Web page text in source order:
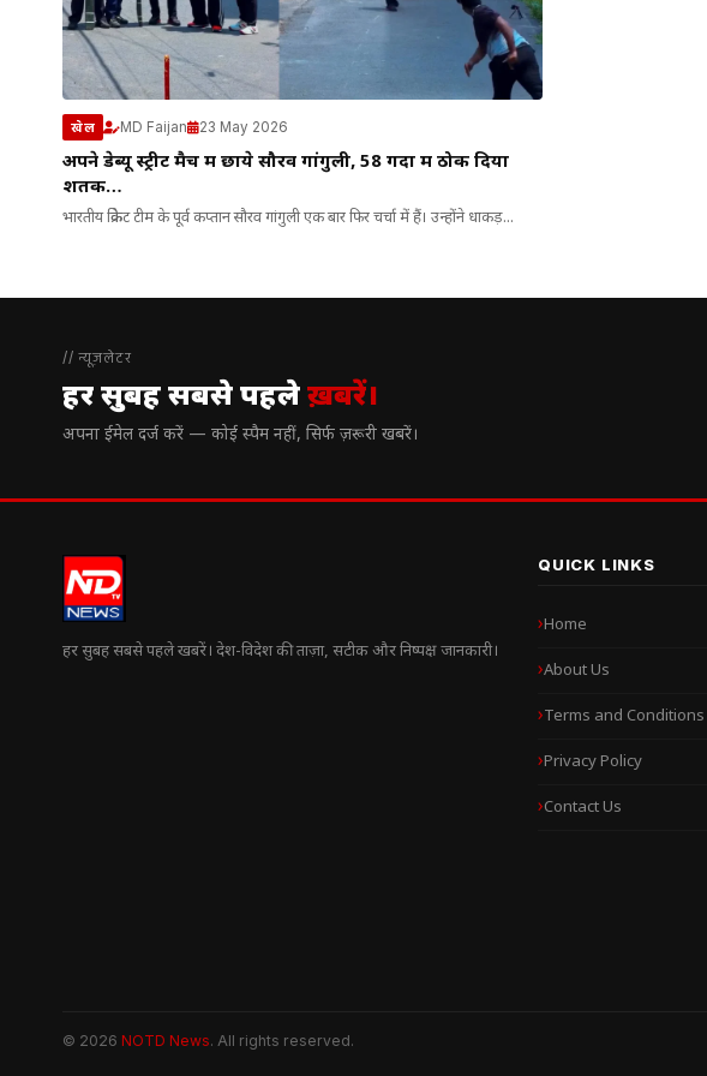
खेल MD Faijan 23 May 2026
अपने डेब्यू स्ट्रीट मैच में छाये सौरव गांगुली, 58 गेंदों में ठोक दिया
शतक…
भारतीय क्रिकेट टीम के पूर्व कप्तान सौरव गांगुली एक बार फिर चर्चा में हैं। उन्होंने धाकड़...
// न्यूज़लेटर
हर सुबह सबसे पहलेख़बरें।
अपना ईमेल दर्ज करें — कोई स्पैम नहीं, सिर्फ ज़रूरी खबरें।
हर सुबह सबसे पहले खबरें। देश-विदेश की ताज़ा, सटीक और निष्पक्ष जानकारी।
QUICK LINKS
Home
About Us
Terms and Conditions
Privacy Policy
Contact Us
© 2026 NOTD News. All rights reserved.